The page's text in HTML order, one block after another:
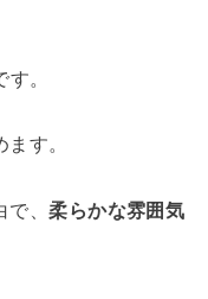
。
す。
で、柔らかな雰囲気